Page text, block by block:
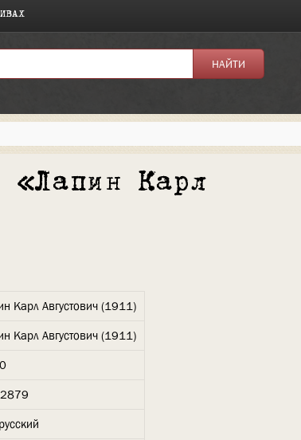
«Лапин Карл
Карл Августович (1911)
Карл Августович (1911)